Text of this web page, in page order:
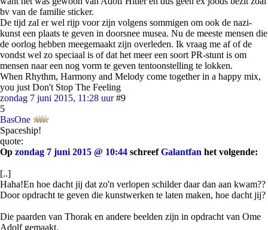
bv van de familie sticker.
De tijd zal er wel rijp voor zijn volgens sommigen om ook de nazi-
kunst een plaats te geven in doorsnee musea. Nu de meeste mensen die
de oorlog hebben meegemaakt zijn overleden. Ik vraag me af of de
vondst wel zo speciaal is of dat het meer een soort PR-stunt is om
mensen naar een nog vorm te geven tentoonstelling te lokken.
When Rhythm, Harmony and Melody come together in a happy mix,
you just Don't Stop The Feeling
zondag 7 juni 2015, 11:28 uur #9
5
BasOne
Spaceship!
quote:
Op zondag 7 juni 2015 @ 10:44 schreefGalantfan het volgende:
[..]
Haha!En hoe dacht jij dat zo'n verlopen schilder daar dan aan kwam??
Door opdracht te geven die kunstwerken te laten maken, hoe dacht jij?
Die paarden van Thorak en andere beelden zijn in opdracht van Ome
Adolf gemaakt.